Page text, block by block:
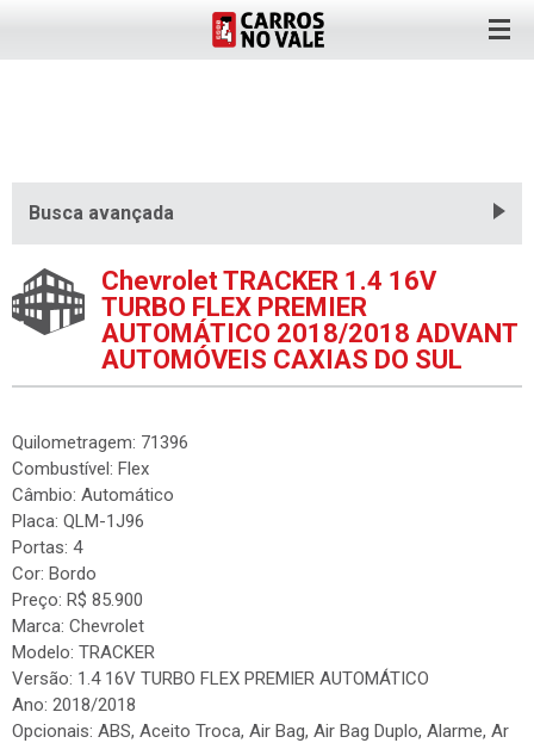
Busca avançada
Chevrolet TRACKER 1.4 16V
TURBO FLEX PREMIER
AUTOMÁTICO 2018/2018 ADVANT
AUTOMÓVEIS CAXIAS DO SUL
Quilometragem: 71396
Combustível: Flex
Câmbio: Automático
Placa: QLM-1J96
Portas: 4
Cor: Bordo
Preço: R$ 85.900
Marca: Chevrolet
Modelo: TRACKER
Versão: 1.4 16V TURBO FLEX PREMIER AUTOMÁTICO
Ano: 2018/2018
Opcionais: ABS, Aceito Troca, Air Bag, Air Bag Duplo, Alarme, Ar